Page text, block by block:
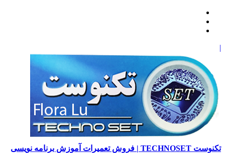
|
تکنوست TECHNOSET | فروش تعمیرات آموزش برنامه نویسی